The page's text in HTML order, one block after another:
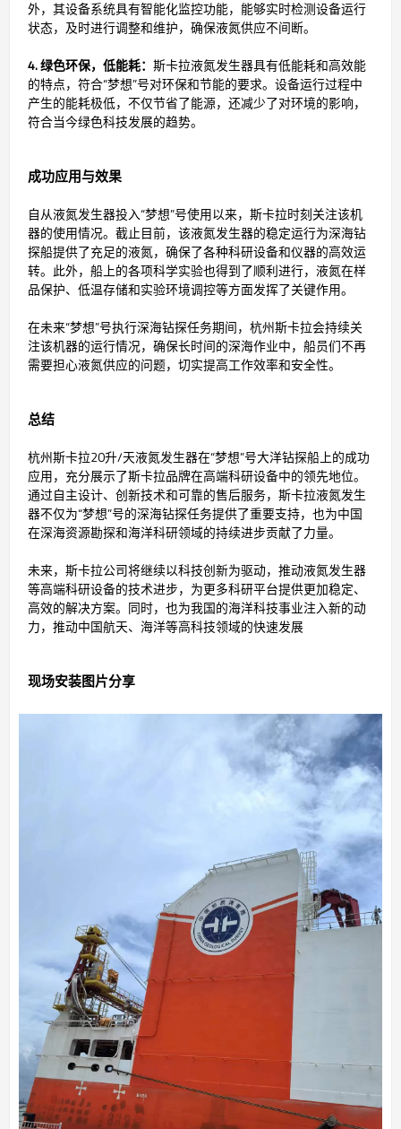
外，其设备系统具有智能化监控功能，能够实时检测设备运行
状态，及时进行调整和维护，确保液氮供应不间断。
4. 绿色环保，低能耗： 斯卡拉液氮发生器具有低能耗和高效能
的特点，符合“梦想”号对环保和节能的要求。设备运行过程中
产生的能耗极低，不仅节省了能源，还减少了对环境的影响，
符合当今绿色科技发展的趋势。
成功应用与效果
自从液氮发生器投入“梦想”号使用以来，斯卡拉时刻关注该机
器的使用情况。截止目前，该液氮发生器的稳定运行为深海钻
探船提供了充足的液氮，确保了各种科研设备和仪器的高效运
转。此外，船上的各项科学实验也得到了顺利进行，液氮在样
品保护、低温存储和实验环境调控等方面发挥了关键作用。
在未来“梦想”号执行深海钻探任务期间，杭州斯卡拉会持续关
注该机器的运行情况，确保长时间的深海作业中，船员们不再
需要担心液氮供应的问题，切实提高工作效率和安全性。
总结
杭州斯卡拉20升/天液氮发生器在“梦想”号大洋钻探船上的成功
应用，充分展示了斯卡拉品牌在高端科研设备中的领先地位。
通过自主设计、创新技术和可靠的售后服务，斯卡拉液氮发生
器不仅为“梦想”号的深海钻探任务提供了重要支持，也为中国
在深海资源勘探和海洋科研领域的持续进步贡献了力量。
未来，斯卡拉公司将继续以科技创新为驱动，推动液氮发生器
等高端科研设备的技术进步，为更多科研平台提供更加稳定、
高效的解决方案。同时，也为我国的海洋科技事业注入新的动
力，推动中国航天、海洋等高科技领域的快速发展
现场安装图片分享